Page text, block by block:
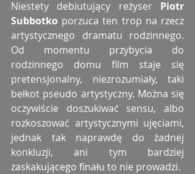
Niestety debiutujący reżyser Piotr
Subbotko porzuca ten trop na rzecz
artystycznego dramatu rodzinnego.
Od momentu przybycia do
rodzinnego domu film staje się
pretensjonalny, niezrozumiały, taki
bełkot pseudo artystyczny. Można się
oczywiście doszukiwać sensu, albo
rozkoszować artystycznymi ujęciami,
jednak tak naprawdę do żadnej
konkluzji, ani tym bardziej
zaskakującego finału to nie prowadzi.